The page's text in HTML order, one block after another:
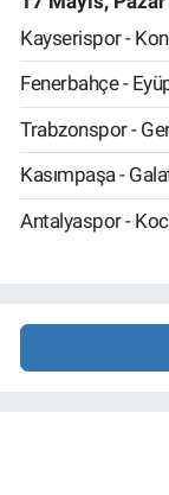
Kayserispor -
Fenerbahçe -
Trabzonspor -
Kasımpaşa -
Antalyaspor -